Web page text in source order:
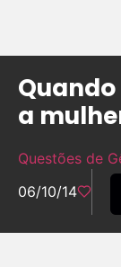
a
Questões de
06/10/14